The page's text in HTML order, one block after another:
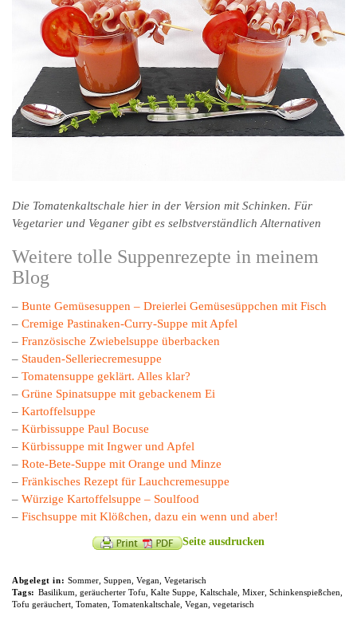
Die Tomatenkaltschale hier in der Version mit Schinken. Für
Vegetarier und Veganer gibt es selbstverständlich Alternativen
Weitere tolle Suppenrezepte in meinem
Blog
– Bunte Gemüsesuppen – Dreierlei Gemüsesüppchen mit Fisch
– Cremige Pastinaken-Curry-Suppe mit Apfel
– Französische Zwiebelsuppe überbacken
– Stauden-Selleriecremesuppe
– Tomatensuppe geklärt. Alles klar?
– Grüne Spinatsuppe mit gebackenem Ei
– Kartoffelsuppe
– Kürbissuppe Paul Bocuse
– Kürbissuppe mit Ingwer und Apfel
– Rote-Bete-Suppe mit Orange und Minze
– Fränkisches Rezept für Lauchcremesuppe
– Würzige Kartoffelsuppe – Soulfood
– Fischsuppe mit Klößchen, dazu ein wenn und aber!
Seite ausdrucken
Abgelegt in: Sommer, Suppen Vegan Vegetarisch
Tags: Basilikum geräucherter Tofu Kalte Suppe, Kaltschale, Mixer, Schinkenspießchen
Tofu geräuchert Tomaten Tomatenkaltschale Vegan vegetarisch